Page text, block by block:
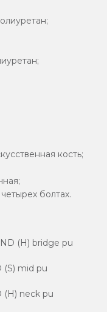
кость;
болтах.
(H) bridge pu
(S) mid pu
(H) neck pu